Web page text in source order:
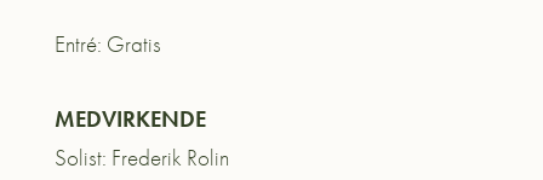
Entré: Gratis
MEDVIRKENDE
Solist: Frederik Rolin